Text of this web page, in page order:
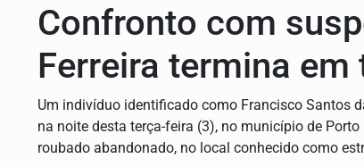
Confronto com
Ferreira termina em
Um indivíduo identificado como Francisco Santos
na noite desta terça-feira (3), no município de
roubado abandonado, no local conhecido como